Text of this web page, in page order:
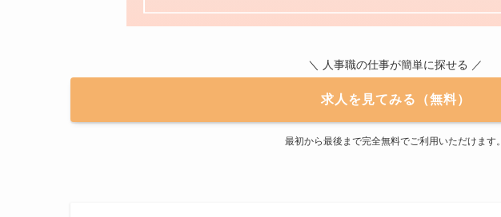
＼ 人事職の仕事が簡単に探せる ／
求人を見てみる（無料）
最初から最後まで完全無料でご利用いただけます。